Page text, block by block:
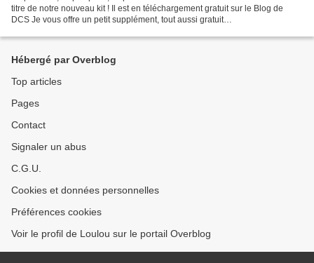
titre de notre nouveau kit ! Il est en téléchargement gratuit sur le Blog de
DCS Je vous offre un petit supplément, tout aussi gratuit
Hébergé par Overblog
Top articles
Pages
Contact
Signaler un abus
C.G.U.
Cookies et données personnelles
Préférences cookies
Voir le profil de Loulou sur le portail Overblog